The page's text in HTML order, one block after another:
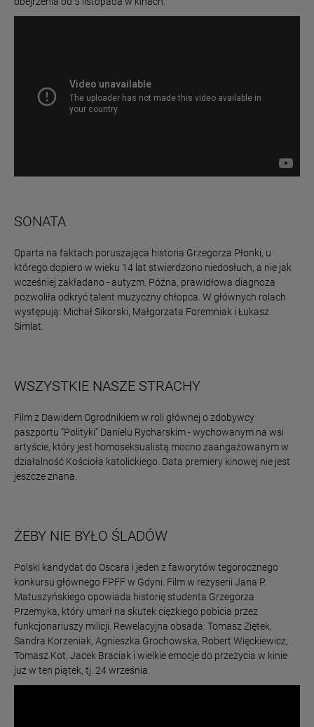
SONATA
Oparta na faktach poruszająca historia Grzegorza Płonki, u
którego dopiero w wieku 14 lat stwierdzono niedosłuch, a nie jak
wcześniej zakładano - autyzm. Późna, prawidłowa diagnoza
pozwoliła odkryć talent muzyczny chłopca. W głównych rolach
występują: Michał Sikorski, Małgorzata Foremniak i Łukasz
Simlat.
WSZYSTKIE NASZE STRACHY
Film z Dawidem Ogrodnikiem w roli głównej o zdobywcy
paszportu “Polityki” Danielu Rycharskim - wychowanym na wsi
artyście, który jest homoseksualistą mocno zaangażowanym w
działalność Kościoła katolickiego. Data premiery kinowej nie jest
jeszcze znana.
ŻEBY NIE BYŁO ŚLADÓW
Polski kandydat do Oscara i jeden z faworytów tegorocznego
konkursu głównego FPFF w Gdyni. Film w reżyserii Jana P.
Matuszyńskiego opowiada historię studenta Grzegorza
Przemyka, który umarł na skutek ciężkiego pobicia przez
funkcjonariuszy milicji. Rewelacyjna obsada: Tomasz Ziętek,
Sandra Korzeniak, Agnieszka Grochowska, Robert Więckiewicz,
Tomasz Kot, Jacek Braciak i wielkie emocje do przeżycia w kinie
już w ten piątek, tj. 24 września.